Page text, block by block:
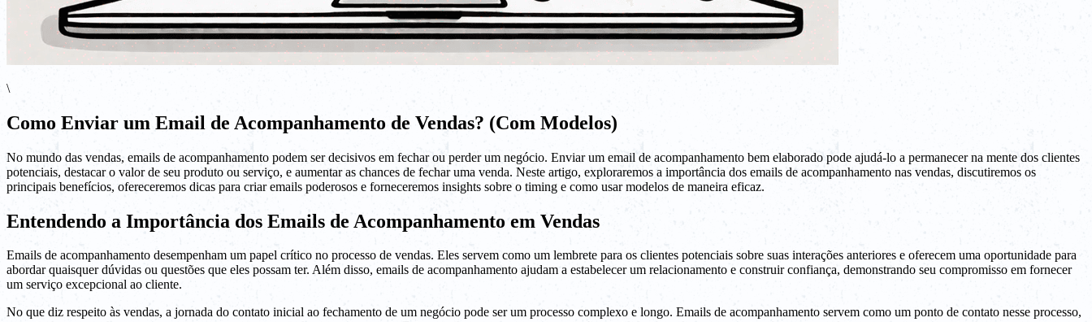
\
Como Enviar um Email de Acompanhamento de Vendas? (Com Modelos)
No mundo das vendas, emails de acompanhamento podem ser decisivos em fechar ou perder um negócio. Enviar um email de acompanhamento bem elaborado pode ajudá-lo a permanecer na mente dos clientes
potenciais, destacar o valor de seu produto ou serviço, e aumentar as chances de fechar uma venda. Neste artigo, exploraremos a importância dos emails de acompanhamento nas vendas, discutiremos os
principais benefícios, ofereceremos dicas para criar emails poderosos e forneceremos insights sobre o timing e como usar modelos de maneira eficaz.
Entendendo a Importância dos Emails de Acompanhamento em Vendas
Emails de acompanhamento desempenham um papel crítico no processo de vendas. Eles servem como um lembrete para os clientes potenciais sobre suas interações anteriores e oferecem uma oportunidade para
abordar quaisquer dúvidas ou questões que eles possam ter. Além disso, emails de acompanhamento ajudam a estabelecer um relacionamento e construir confiança, demonstrando seu compromisso em fornecer
um serviço excepcional ao cliente.
No que diz respeito às vendas, a jornada do contato inicial ao fechamento de um negócio pode ser um processo complexo e longo. Emails de acompanhamento servem como um ponto de contato nesse processo,